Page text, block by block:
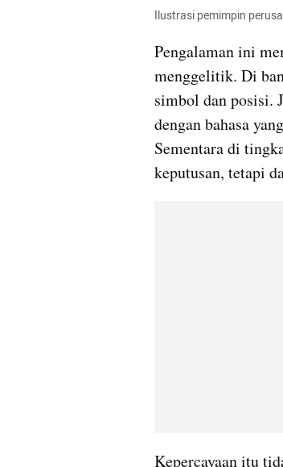
Ilustrasi pemimpin
Pengalaman ini
menggelitik. Di
simbol dan posisi.
dengan bahasa
Sementara di
keputusan, tetapi
Kepercayaan itu